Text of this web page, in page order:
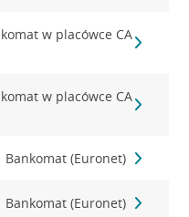
w placówce CA
w placówce CA
Bankomat (Euronet)
Bankomat (Euronet)